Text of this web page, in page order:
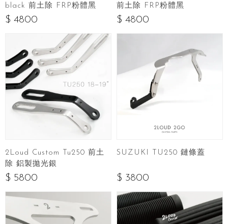
black 前土除 FRP粉體黑
$ 4800
前土除 FRP粉體黑
$ 4800
2Loud Custom Tu250 前土
除 鋁製拋光銀
$ 5800
SUZUKI TU250 鏈條蓋
$ 3800